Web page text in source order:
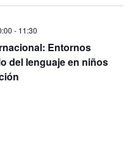
Entornos
del lenguaje en niños
- 11:30